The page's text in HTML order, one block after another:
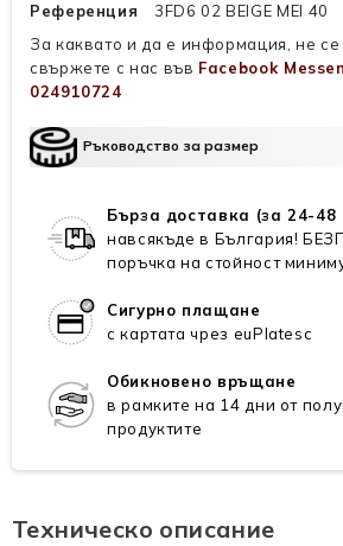
Референция
3FD6 02 BEIGE MEI 40
За каквато и да е информация, не се
свържете с нас във Facebook
024910724
Ръководство за размер
Бърза доставка (за 24-48
навсякъде в България!
поръчка на стойност
Сигурно плащане
с картата чрез euPlatesc
Обикновено връщане
в рамките на 14 дни от
продуктите
Техническо описание